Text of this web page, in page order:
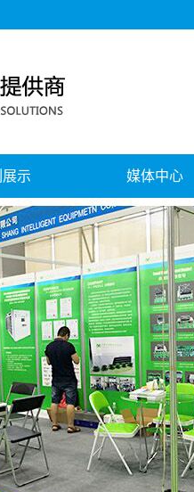
示 媒体中心
公司新闻
行业新闻
公司风采
展会中心